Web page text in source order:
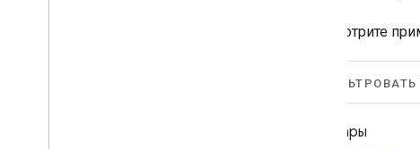
Просмотрите
ФИЛЬТРОВАТЬ
Товары